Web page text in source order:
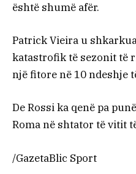
është shumë afër.
Patrick Vieira u
katastrofik të sezonit të
një fitore në 10 ndeshje
De Rossi ka qenë pa
Roma në shtator të vitit
/GazetaBlic Sport